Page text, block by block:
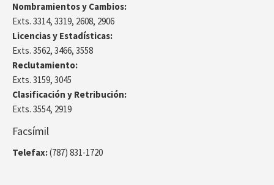
Nombramientos y Cambios:
Exts. 3314, 3319, 2608, 2906
Licencias y Estadísticas:
Exts. 3562, 3466, 3558
Reclutamiento:
Exts. 3159, 3045
Clasificación y Retribución:
Exts. 3554, 2919
Facsímil
Telefax:(787) 831-1720